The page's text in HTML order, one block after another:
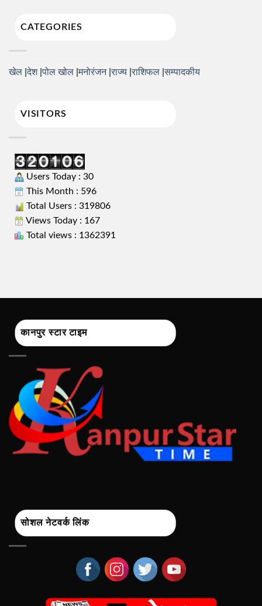
CATEGORIES
खेल देश पोल खोल मनोरंजन राज्य राशिफल सम्पादकीय
VISITORS
Users Today : 30
This Month : 596
Total Users : 319806
Views Today : 167
Total views : 1362391
कानपुर स्टार टाइम
सोशल नेटवर्क लिंक